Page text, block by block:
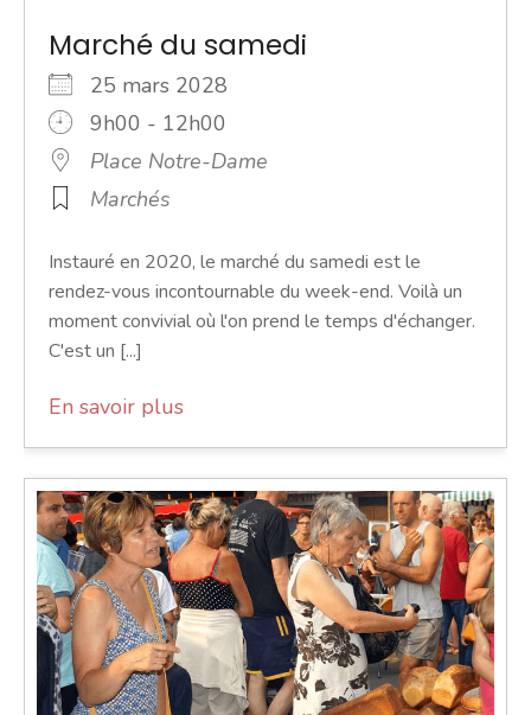
Marché du samedi
25 mars 2028
9h00 - 12h00
Place Notre-Dame
Marchés
Instauré en 2020, le marché du samedi est le
rendez-vous incontournable du week-end. Voilà un
moment convivial où l'on prend le temps d'échanger.
C'est un [...]
En savoir plus